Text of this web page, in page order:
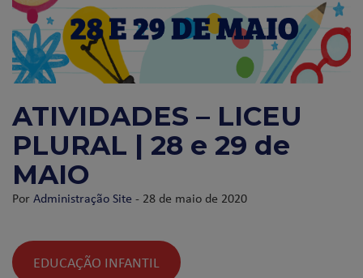
ATIVIDADES – LICEU
PLURAL | 28 e 29 de
MAIO
PorAdministração Site - 28 de maio de 2020
EDUCAÇÃO INFANTIL